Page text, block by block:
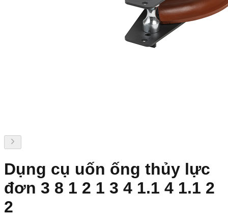
Dụng cụ uốn ống thủy lực
đơn 3 8 1 2 1 3 4 1.1 4 1.1 2
2